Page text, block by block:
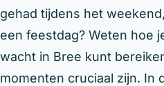
gehad tijdens het
een feestdag? Weten hoe
wacht in Bree kunt
momenten cruciaal zijn. In